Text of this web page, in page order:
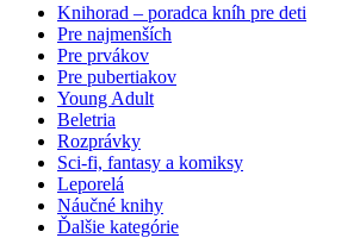
Knihorad – poradca kníh pre deti
Pre najmenších
Pre prvákov
Pre pubertiakov
Young Adult
Beletria
Rozprávky
Sci-fi, fantasy a komiksy
Leporelá
Náučné knihy
Ďalšie kategórie